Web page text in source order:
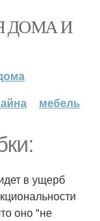
ДОМА И
мебель
в ущерб
оно "не